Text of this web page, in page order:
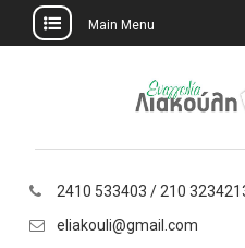
Main Menu
2410 533403 / 210
eliakouli@gmail.com